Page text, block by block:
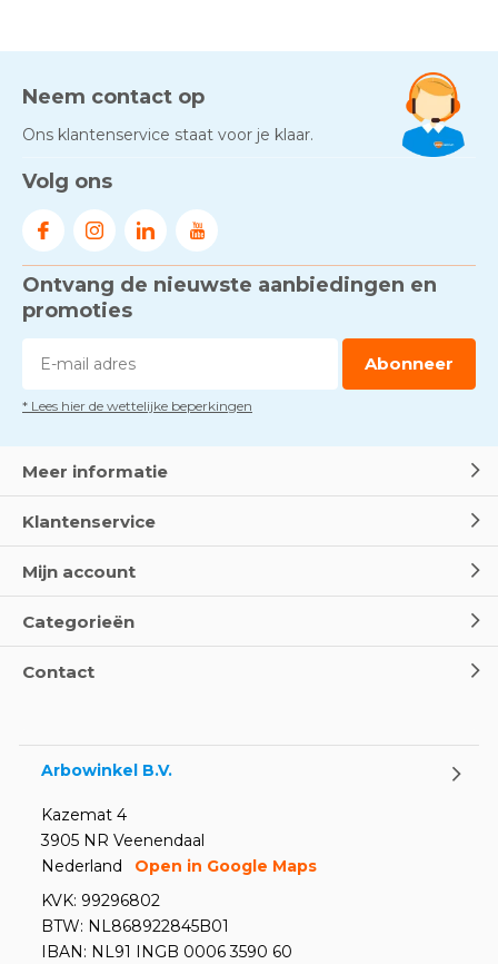
Neem contact op
Ons klantenservice staat voor je klaar.
Volg ons
Ontvang de nieuwste aanbiedingen en
promoties
Abonneer
* Lees hier de wettelijke beperkingen
Meer informatie
Klantenservice
Mijn account
Categorieën
Contact
Arbowinkel B.V.
Kazemat 4
3905 NR Veenendaal
Nederland
Open in Google Maps
KVK: 99296802
BTW: NL868922845B01
IBAN: NL91 INGB 0006 3590 60